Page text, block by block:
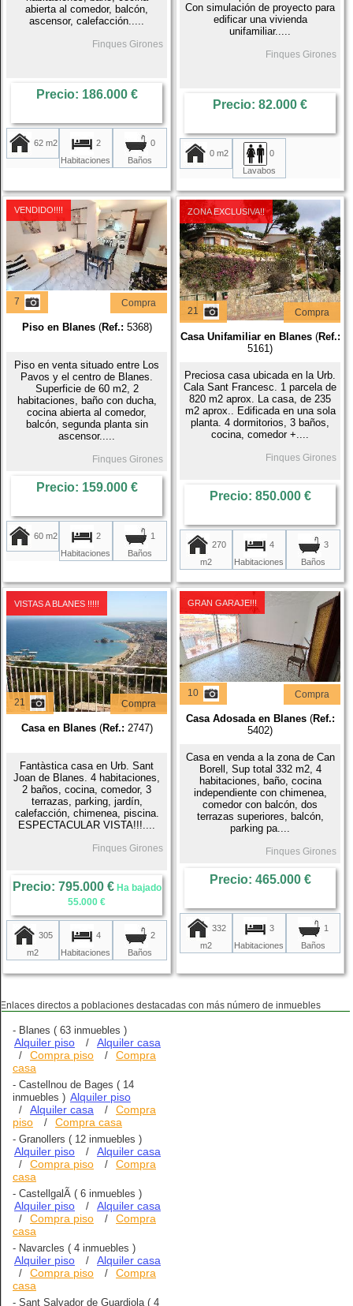
abierta al comedor, balcón,
ascensor, calefacción.....
Finques Girones
Precio: 186.000 €
62 m2
2
Habitaciones
0
Baños
Con simulación de proyecto para
edificar una vivienda
unifamiliar.....
Finques Girones
Precio: 82.000 €
0 m2
0
Lavabos
VENDIDO!!!!
7 Compra
Piso en Blanes(Ref.: 5368)
Piso en venta situado entre Los
Pavos y el centro de Blanes.
Superficie de 60 m2, 2
habitaciones, baño con ducha,
cocina abierta al comedor,
balcón, segunda planta sin
ascensor.....
Finques Girones
Precio: 159.000 €
60 m2
2
Habitaciones
1
Baños
ZONA EXCLUSIVA!!
21 Compra
Casa Unifamiliar en Blanes(Ref.:
5161)
Preciosa casa ubicada en la Urb.
Cala Sant Francesc. 1 parcela de
820 m2 aprox. La casa, de 235
m2 aprox.. Edificada en una sola
planta. 4 dormitorios, 3 baños,
cocina, comedor +....
Finques Girones
Precio: 850.000 €
270
m2
4
Habitaciones
3
Baños
VISTAS A BLANES !!!!!
21 Compra
Casa en Blanes(Ref.: 2747)
Fantàstica casa en Urb. Sant
Joan de Blanes. 4 habitaciones,
2 baños, cocina, comedor, 3
terrazas, parking, jardín,
calefacción, chimenea, piscina.
ESPECTACULAR VISTA!!!....
Finques Girones
Precio: 795.000 €Ha bajado
55.000 €
305
m2
4
Habitaciones
2
Baños
GRAN GARAJE!!!
10 Compra
Casa Adosada en Blanes(Ref.:
5402)
Casa en venda a la zona de Can
Borell, Sup total 332 m2, 4
habitaciones, baño, cocina
independiente con chimenea,
comedor con balcón, dos
terrazas superiores, balcón,
parking pa....
Finques Girones
Precio: 465.000 €
332
m2
3
Habitaciones
1
Baños
Enlaces directos a poblaciones destacadas con más número de inmuebles
- Blanes ( 63 inmuebles )
Alquiler piso / Alquiler casa
/ Compra piso /
Compra
casa
- Castellnou de Bages ( 14
inmuebles ) Alquiler piso
/ Alquiler casa /
Compra
piso
/ Compra casa
- Granollers ( 12 inmuebles )
Alquiler piso / Alquiler casa
/ Compra piso /
Compra
casa
- CastellgalÃ­ ( 6 inmuebles )
Alquiler piso / Alquiler casa
/ Compra piso /
Compra
casa
- Navarcles ( 4 inmuebles )
Alquiler piso / Alquiler casa
/ Compra piso /
Compra
casa
- Sant Salvador de Guardiola( 4